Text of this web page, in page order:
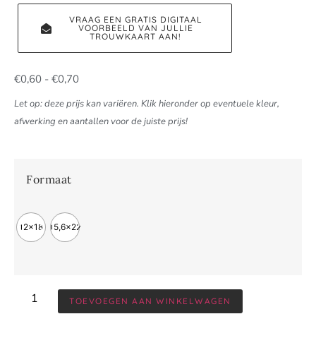
VRAAG EEN GRATIS DIGITAAL
VOORBEELD VAN JULLIE
TROUWKAART AAN!
€0,60 - €0,70
Let op: deze prijs kan variëren. Klik hieronder op eventuele kleur,
afwerking en aantallen voor de juiste prijs!
Formaat
12x18 15,6x22
TOEVOEGEN AAN WINKELWAGEN